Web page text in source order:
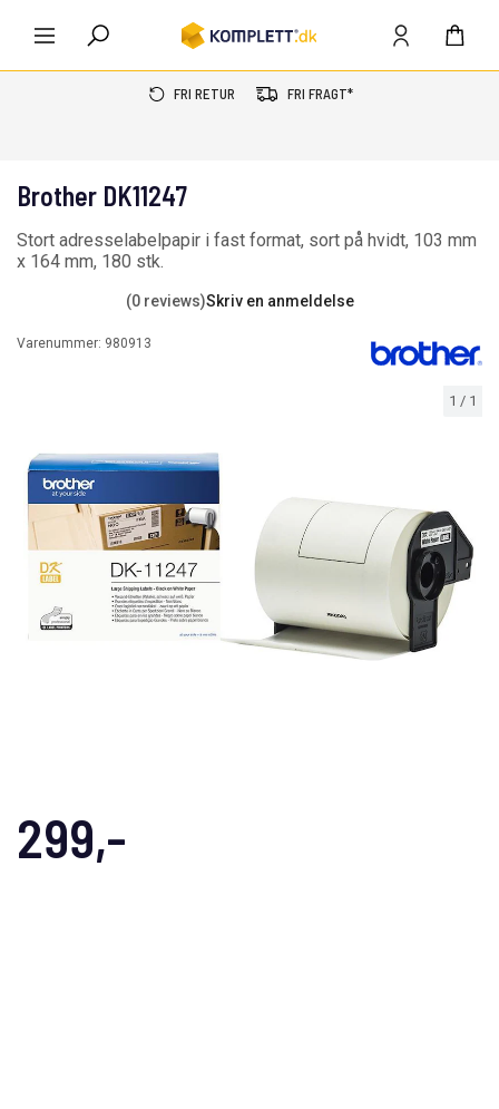
FRI RETUR FRI FRAGT*
1 / 1
Brother DK11247
Stort adresselabelpapir i fast format, sort på hvidt, 103 mm
x 164 mm, 180 stk.
(0 reviews)Skriv en anmeldelse
Varenummer: 980913
299,-